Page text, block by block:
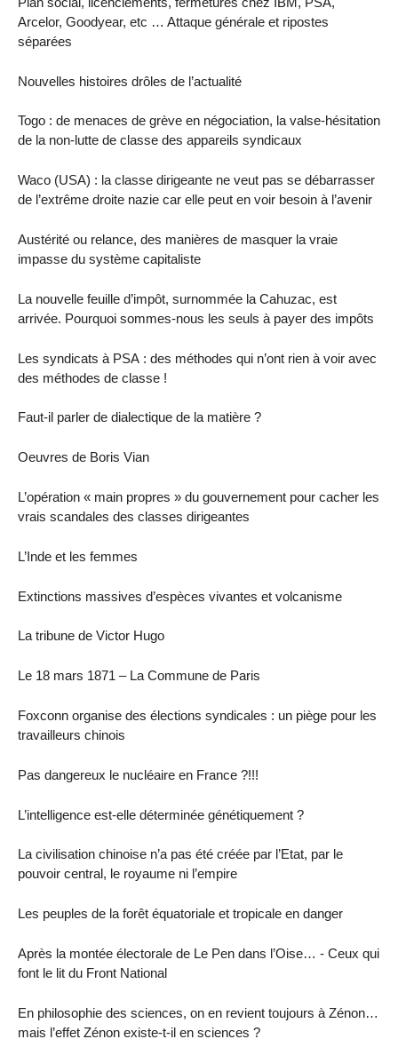
Arcelor, Goodyear, etc … Attaque générale et ripostes
séparées
Nouvelles histoires drôles de l’actualité
Togo : de menaces de grève en négociation, la valse-hésitation
de la non-lutte de classe des appareils syndicaux
Waco (USA) : la classe dirigeante ne veut pas se débarrasser
de l’extrême droite nazie car elle peut en voir besoin à l’avenir
Austérité ou relance, des manières de masquer la vraie
impasse du système capitaliste
La nouvelle feuille d’impôt, surnommée la Cahuzac, est
arrivée. Pourquoi sommes-nous les seuls à payer des impôts
Les syndicats à PSA : des méthodes qui n’ont rien à voir avec
des méthodes de classe !
Faut-il parler de dialectique de la matière ?
Oeuvres de Boris Vian
L’opération « main propres » du gouvernement pour cacher les
vrais scandales des classes dirigeantes
L’Inde et les femmes
Extinctions massives d’espèces vivantes et volcanisme
La tribune de Victor Hugo
Le 18 mars 1871 – La Commune de Paris
Foxconn organise des élections syndicales : un piège pour les
travailleurs chinois
Pas dangereux le nucléaire en France ?!!!
L’intelligence est-elle déterminée génétiquement ?
La civilisation chinoise n’a pas été créée par l’Etat, par le
pouvoir central, le royaume ni l’empire
Les peuples de la forêt équatoriale et tropicale en danger
Après la montée électorale de Le Pen dans l’Oise… - Ceux qui
font le lit du Front National
En philosophie des sciences, on en revient toujours à Zénon…
mais l’effet Zénon existe-t-il en sciences ?